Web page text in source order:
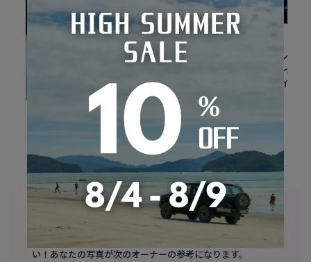
Sandii フロアマット Sandii
Refinad専用オプション ブ
イドロープ 手編み パイピン
グ 編込みロープデザイン
📷 あなたの装着写真をシェアしませんか？
シートカバーを取り付けたら、ぜひSNSに投稿してくださ
い！あなたの写真が次のオーナーの参考になります。